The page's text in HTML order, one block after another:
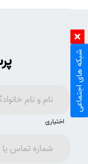
اختیاری
شبکه های اجتماعی